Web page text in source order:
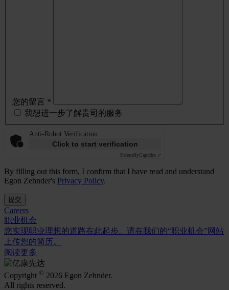
您的留言 *
我想进一步了解贵司的服务
Anti-Robot Verification
Click to start verification
FriendlyCaptcha ⇗
By filling out this form, I confirm that I have read and understand
Egon Zehnder's Privacy Policy.
提交
Careers
职业机会
您实现职业理想的道路在此起步。请在我们的“职业机会”网站
上传您的简历。
阅读更多
Copyright © 2026 Egon Zehnder.
All rights reserved.